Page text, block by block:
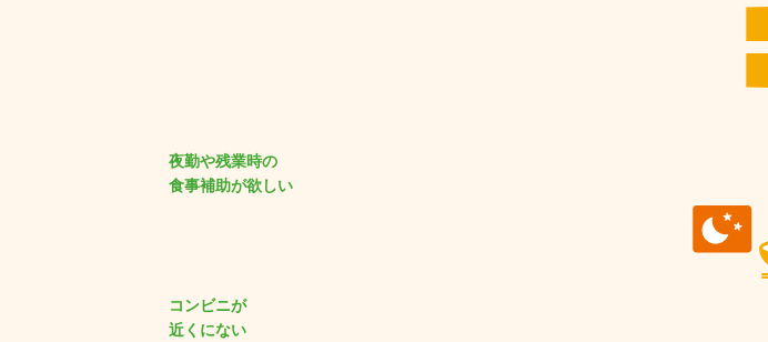
夜勤や残業時の
食事補助が欲しい
コンビニが
近くにない